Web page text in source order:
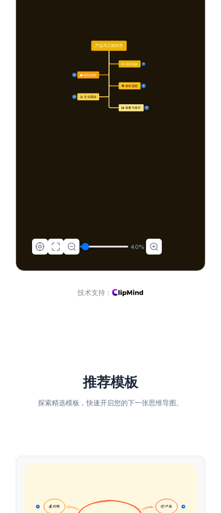
🎯 共同目标 7
👥 团队结构
10
🔄 协作流程 15
🤝 文化基础
10
📊 衡量与迭代 10
产品与工程对齐
40%
技术支持：
推荐模板
探索精选模板，快速开启您的下一张思维导图。
📦 产品 16
💰 价格
16